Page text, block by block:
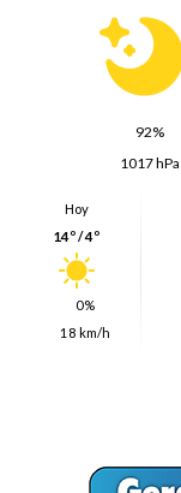
92%
1017 hPa
Hoy
14º / 4º
0%
18 km/h